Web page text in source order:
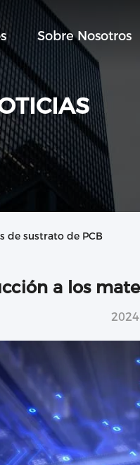
Sobre Nosotros
de sustrato de PCB
a los